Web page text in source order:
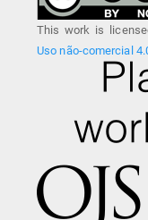
This work is
Uso não-comercial